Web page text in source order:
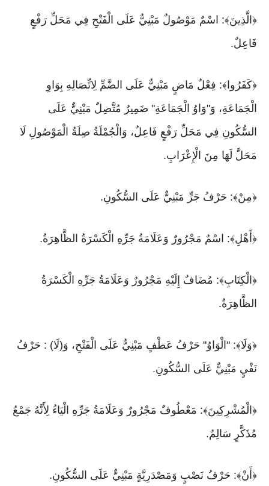
﴿الَّذِينَ﴾: اسْمٌ مَوْصُولٌ مَبْنِيٌّ عَلَى الْفَتْحِ فِي مَحَلِّ رَفْعٍ
فَاعِلٌ.
﴿كَفَرُوا﴾: فِعْلٌ مَاضٍ مَبْنِيٌّ عَلَى الضَّمِّ لِاتِّصَالِهِ بِوَاوِ
الْجَمَاعَةِ، وَ"وَاوُ الْجَمَاعَةِ" ضَمِيرٌ مُتَّصِلٌ مَبْنِيٌّ عَلَى
السُّكُونِ فِي مَحَلِّ رَفْعٍ فَاعِلٌ، وَالْجُمْلَةُ صِلَةُ الْمَوْصُولِ لَا
مَحَلَّ لَهَا مِنَ الْإِعْرَابِ.
﴿مِنْ﴾: حَرْفُ جَرٍّ مَبْنِيٌّ عَلَى السُّكُونِ.
﴿أَهْلِ﴾: اسْمٌ مَجْرُورٌ وَعَلَامَةُ جَرِّهِ الْكَسْرَةُ الظَّاهِرَةُ.
﴿الْكِتَابِ﴾: مُضَافٌ إِلَيْهِ مَجْرُورٌ وَعَلَامَةُ جَرِّهِ الْكَسْرَةُ
الظَّاهِرَةُ.
﴿وَلَا﴾: "الْوَاوُ" حَرْفُ عَطْفٍ مَبْنِيٌّ عَلَى الْفَتْحِ، وَ(لَا) : حَرْفُ
نَفْيٍ مَبْنِيٌّ عَلَى السُّكُونِ.
﴿الْمُشْرِكِينَ﴾: مَعْطُوفٌ مَجْرُورٌ وَعَلَامَةُ جَرِّهِ الْيَاءُ لِأَنَّهُ جَمْعُ
مُذَكَّرٍ سَالِمٌ.
﴿أَنْ﴾: حَرْفُ نَصْبٍ وَمَصْدَرِيَّةٍ مَبْنِيٌّ عَلَى السُّكُونِ.